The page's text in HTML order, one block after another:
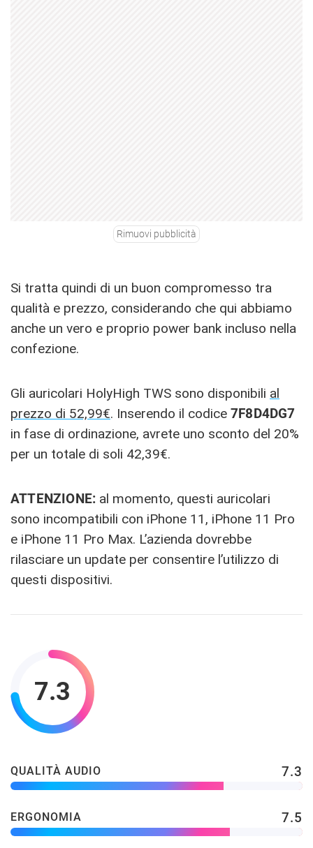
Rimuovi pubblicità
Si tratta quindi di un buon compromesso tra
qualità e prezzo, considerando che qui abbiamo
anche un vero e proprio power bank incluso nella
confezione.
Gli auricolari HolyHigh TWS sono disponibili al
prezzo di 52,99€. Inserendo il codice 7F8D4DG7
in fase di ordinazione, avrete uno sconto del 20%
per un totale di soli 42,39€.
ATTENZIONE: al momento, questi auricolari
sono incompatibili con iPhone 11, iPhone 11 Pro
e iPhone 11 Pro Max. L’azienda dovrebbe
rilasciare un update per consentire l’utilizzo di
questi dispositivi.
7.3
QUALITÀ AUDIO 7.3
ERGONOMIA 7.5